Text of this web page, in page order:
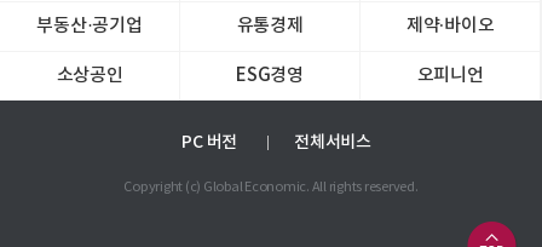
부동산·공기업 유통경제 제약∙바이오
소상공인 ESG경영 오피니언
PC 버전 전체서비스
Copyright (c) Global Economic. All rights reserved.